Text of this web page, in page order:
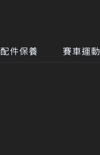
配件保養 賽車運動